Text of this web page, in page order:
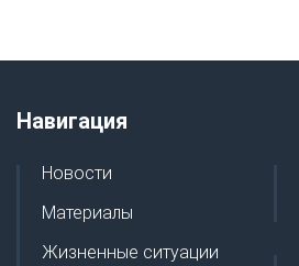
Навигация
Новости
Материалы
Жизненные ситуации